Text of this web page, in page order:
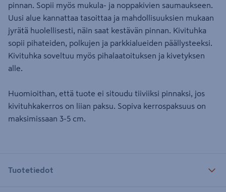
pinnan. Sopii myös mukula- ja noppakivien saumaukseen.
Uusi alue kannattaa tasoittaa ja mahdollisuuksien mukaan
jyrätä huolellisesti, näin saat kestävän pinnan. Kivituhka
sopii pihateiden, polkujen ja parkkialueiden päällysteeksi.
Kivituhka soveltuu myös pihalaatoituksen ja kivetyksen
alle.
Huomioithan, että tuote ei sitoudu tiiviiksi pinnaksi, jos
kivituhkakerros on liian paksu. Sopiva kerrospaksuus on
maksimissaan 3-5 cm.
Tuotetiedot